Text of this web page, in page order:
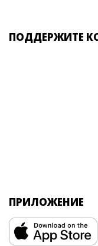
ПОДДЕРЖИТЕ
ПРИЛОЖЕНИЕ